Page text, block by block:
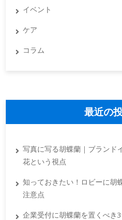
イベント
ケア
コラム
最近の
写真に写る胡蝶蘭｜ブランド
花という視点
知っておきたい！ロビーに胡
注意点
企業受付に胡蝶蘭を置くべき